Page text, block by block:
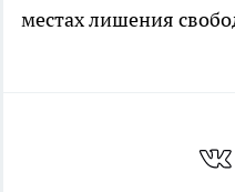
местах лишения